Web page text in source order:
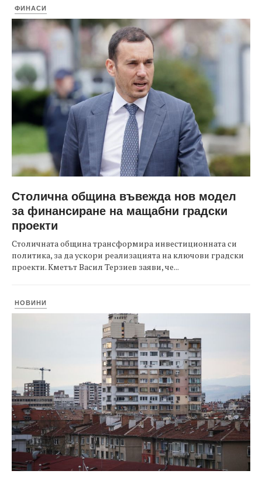
ФИНАСИ
Столична община въвежда нов модел
за финансиране на мащабни градски
проекти
Столичната община трансформира инвестиционната си
политика, за да ускори реализацията на ключови градски
проекти. Кметът Васил Терзиев заяви, че...
НОВИНИ